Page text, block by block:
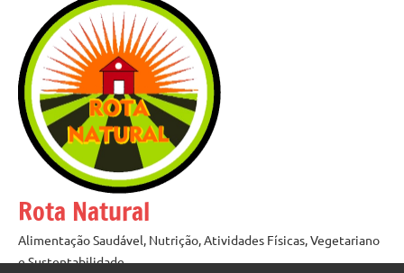
conteúdo
Rota Natural
Alimentação Saudável, Nutrição, Atividades Físicas, Vegetariano
e Sustentabilidade